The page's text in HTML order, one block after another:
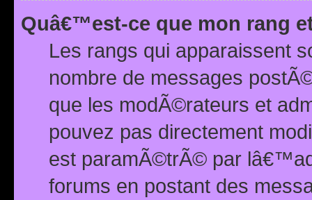
Quâ€™est-ce que mon rang
Les rangs qui apparaissent
nombre de messages
que les modÃ©rateurs et
pouvez pas directement
est paramÃ©trÃ© par
forums en postant des